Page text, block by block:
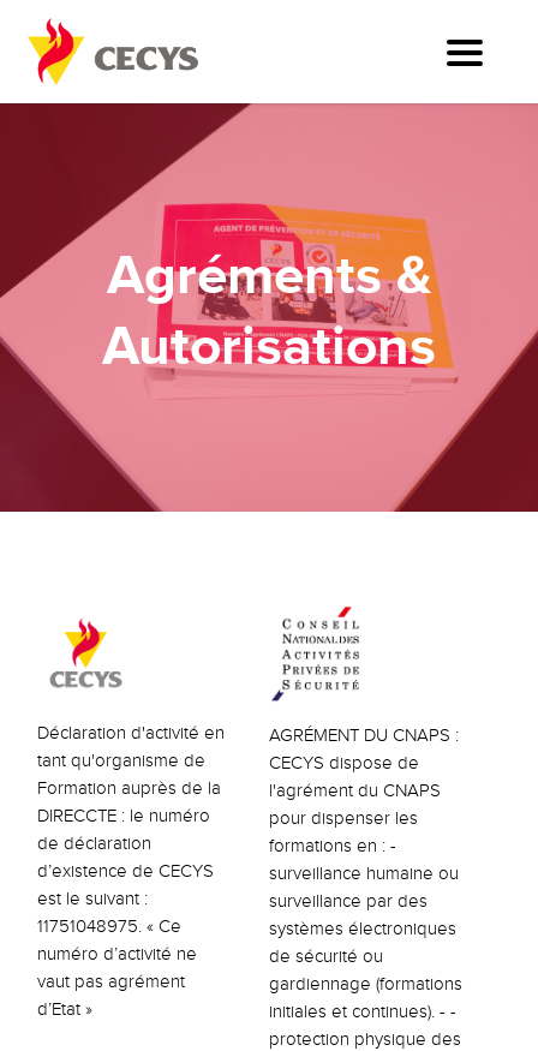
Agréments &
Autorisations
Déclaration d'activité en
tant qu'organisme de
Formation auprès de la
DIRECCTE : le numéro
de déclaration
d’existence de CECYS
est le suivant :
11751048975. « Ce
numéro d’activité ne
vaut pas agrément
d’Etat »
AGRÉMENT DU CNAPS :
CECYS dispose de
l'agrément du CNAPS
pour dispenser les
formations en : -
surveillance humaine ou
surveillance par des
systèmes électroniques
de sécurité ou
gardiennage (formations
initiales et continues). - -
protection physique des